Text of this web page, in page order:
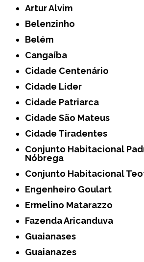
Artur Alvim
Belenzinho
Belém
Cangaíba
Cidade Centenário
Cidade Líder
Cidade Patriarca
Cidade São Mateus
Cidade Tiradentes
Conjunto Habitacional Padre Manoel da
Nóbrega
Conjunto Habitacional
Engenheiro Goulart
Ermelino Matarazzo
Fazenda Aricanduva
Guaianases
Guaianazes